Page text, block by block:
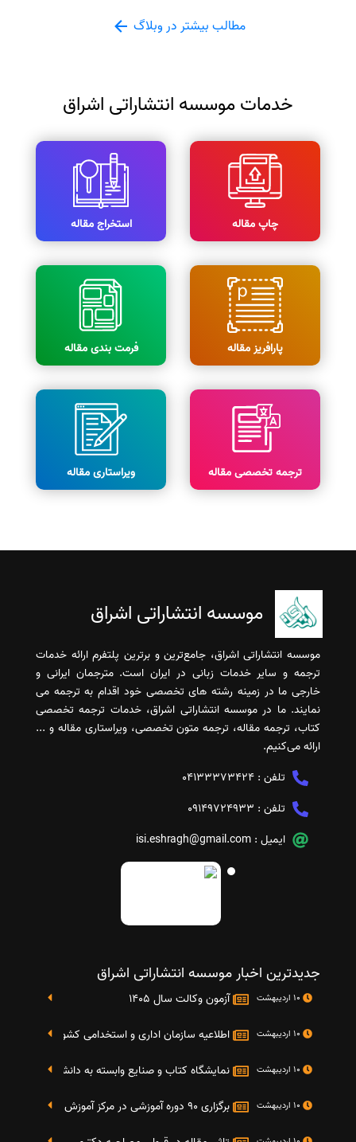
مطالب بیشتر در وبلاگ
خدمات موسسه انتشاراتی اشراق
چاپ مقاله استخراج مقاله
پارافریز مقاله فرمت بندی مقاله
ترجمه تخصصی مقاله ویراستاری مقاله
موسسه انتشاراتی اشراق
موسسه انتشاراتی اشراق، جامع‌ترین و برترین پلتفرم ارائه خدمات
ترجمه و سایر خدمات زبانی در ایران است. مترجمان ایرانی و
خارجی ما در زمینه رشته های تخصصی خود اقدام به ترجمه می
نمایند. ما در موسسه انتشاراتی اشراق، خدمات ترجمه تخصصی
کتاب، ترجمه مقاله، ترجمه متون تخصصی، ویراستاری مقاله و ...
ارائه می‌کنیم.
تلفن : 04133373424
تلفن : 09149724933
ایمیل : isi.eshragh@gmail.com
جدیدترین اخبار موسسه انتشاراتی اشراق
آزمون وکالت سال 1405
اطلاعیه سازمان اداری و استخدامی کشور در خصوص
نمایشگاه کتاب و صنایع وابسته به دانشگاه صنعتی شریف 4 الی 8 مهر
برگزاری 90 دوره آموزشی در مرکز آموزش فرهنگی دانشگاه علامه